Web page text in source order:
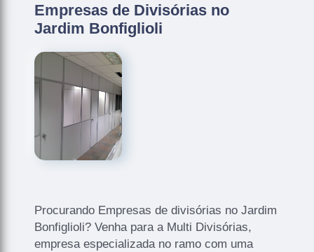
Empresas de Divisórias no
Jardim Bonfiglioli
Procurando Empresas de divisórias no Jardim
Bonfiglioli? Venha para a Multi Divisórias,
empresa especializada no ramo com uma